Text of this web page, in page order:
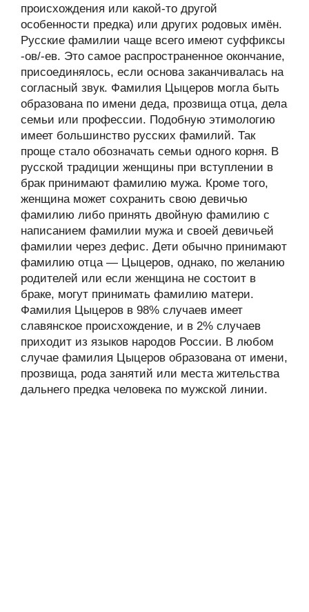
происхождения или какой-то другой
особенности предка) или других родовых имён.
Русские фамилии чаще всего имеют суффиксы
-ов/-ев. Это самое распространенное окончание,
присоединялось, если основа заканчивалась на
согласный звук. Фамилия Цыцеров могла быть
образована по имени деда, прозвища отца, дела
семьи или профессии. Подобную этимологию
имеет большинство русских фамилий. Так
проще стало обозначать семьи одного корня. В
русской традиции женщины при вступлении в
брак принимают фамилию мужа. Кроме того,
женщина может сохранить свою девичью
фамилию либо принять двойную фамилию с
написанием фамилии мужа и своей девичьей
фамилии через дефис. Дети обычно принимают
фамилию отца — Цыцеров, однако, по желанию
родителей или если женщина не состоит в
браке, могут принимать фамилию матери.
Фамилия Цыцеров в 98% случаев имеет
славянское происхождение, и в 2% случаев
приходит из языков народов России. В любом
случае фамилия Цыцеров образована от имени,
прозвища, рода занятий или места жительства
дальнего предка человека по мужской линии.